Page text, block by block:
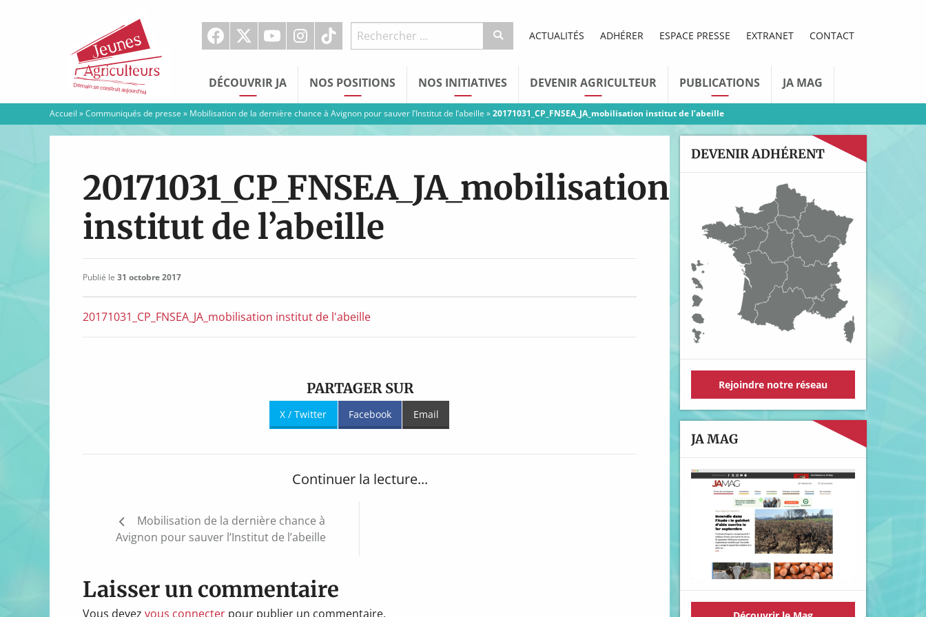
Agriculteurs
ACTUALITÉS ADHÉRER ESPACE PRESSE EXTRANET CONTACT
DÉCOUVRIR JA NOS POSITIONS NOS INITIATIVES DEVENIR AGRICULTEUR PUBLICATIONS JA MAG
Accueil »Communiqués de presse » Mobilisation de la dernière chance à Avignon pour sauver l’Institut de l’abeille »20171031_CP_FNSEA_JA_mobilisation institut de l’abeille
20171031_CP_FNSEA_JA_mobilisation
institut de l’abeille
Publié le 31 octobre 2017
20171031_CP_FNSEA_JA_mobilisation institut de l'abeille
PARTAGER SUR
X / Twitter Facebook Email
Continuer la lecture...
Navigation
Mobilisation de la dernière chance à
Avignon pour sauver l’Institut de l’abeille
Laisser un commentaire
Vous devez vous connecter pour publier un commentaire.
DEVENIR ADHÉRENT
Rejoindre notre réseau
JA MAG